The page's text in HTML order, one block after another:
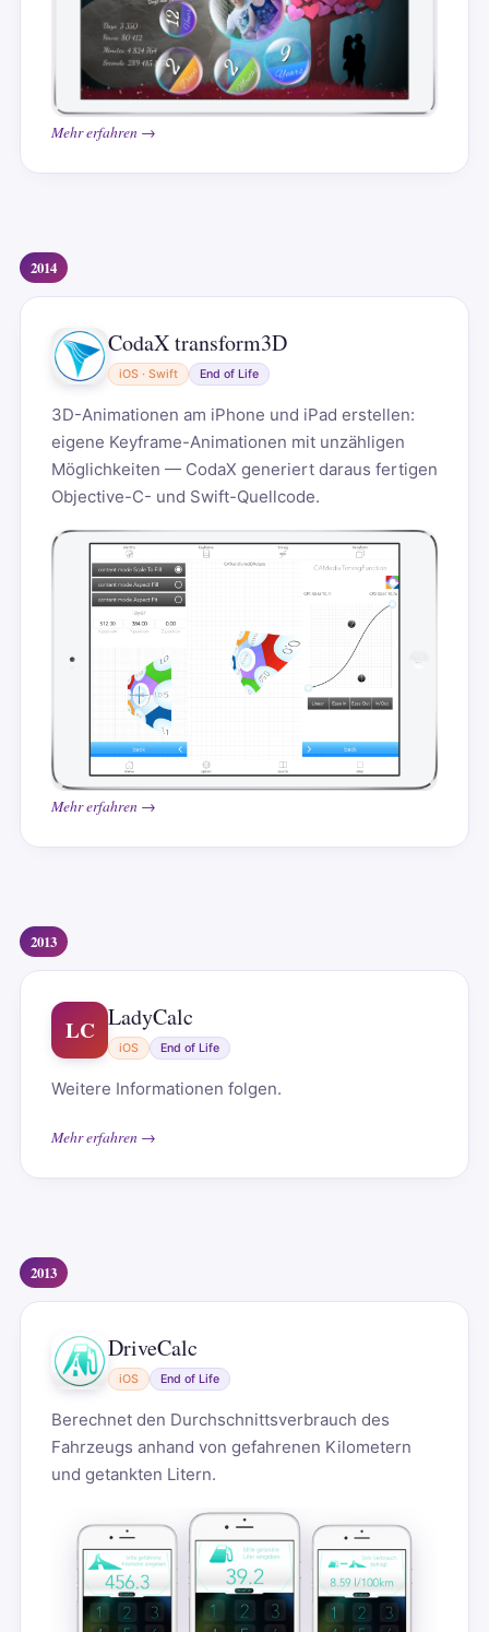
Mehr erfahren →
2014
CodaX transform3D
iOS · Swift End of Life
3D-Animationen am iPhone und iPad erstellen:
eigene Keyframe-Animationen mit unzähligen
Möglichkeiten — CodaX generiert daraus fertigen
Objective-C- und Swift-Quellcode.
Mehr erfahren →
2013
LC LadyCalc
iOS End of Life
Weitere Informationen folgen.
Mehr erfahren →
2013
DriveCalc
iOS End of Life
Berechnet den Durchschnittsverbrauch des
Fahrzeugs anhand von gefahrenen Kilometern
und getankten Litern.